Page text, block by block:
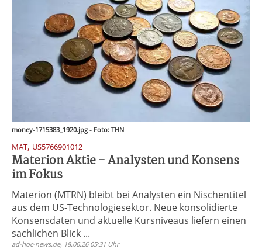
money-1715383_1920.jpg - Foto: THN
MAT, US5766901012
Materion Aktie - Analysten und Konsens
im Fokus
Materion (MTRN) bleibt bei Analysten ein Nischentitel
aus dem US-Technologiesektor. Neue konsolidierte
Konsensdaten und aktuelle Kursniveaus liefern einen
sachlichen Blick ...
ad-hoc-news.de, 18.06.26 05:31 Uhr